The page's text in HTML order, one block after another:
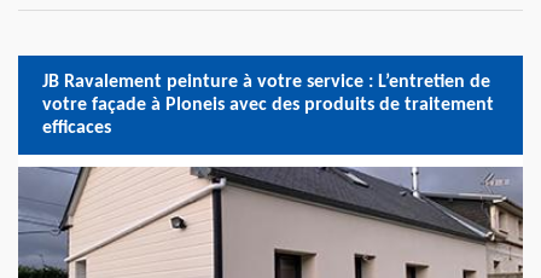
JB Ravalement peinture à votre service : L’entretien de
votre façade à Ploneis avec des produits de traitement
efficaces